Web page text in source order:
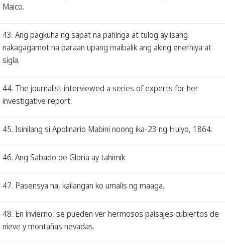
Maico.
43. Ang pagkuha ng sapat na pahinga at tulog ay isang
nakagagamot na paraan upang maibalik ang aking enerhiya at
sigla.
44. The journalist interviewed a series of experts for her
investigative report.
45. Isinilang si Apolinario Mabini noong ika-23 ng Hulyo, 1864.
46. Ang Sabado de Gloria ay tahimik
47. Pasensya na, kailangan ko umalis ng maaga.
48. En invierno, se pueden ver hermosos paisajes cubiertos de
nieve y montañas nevadas.